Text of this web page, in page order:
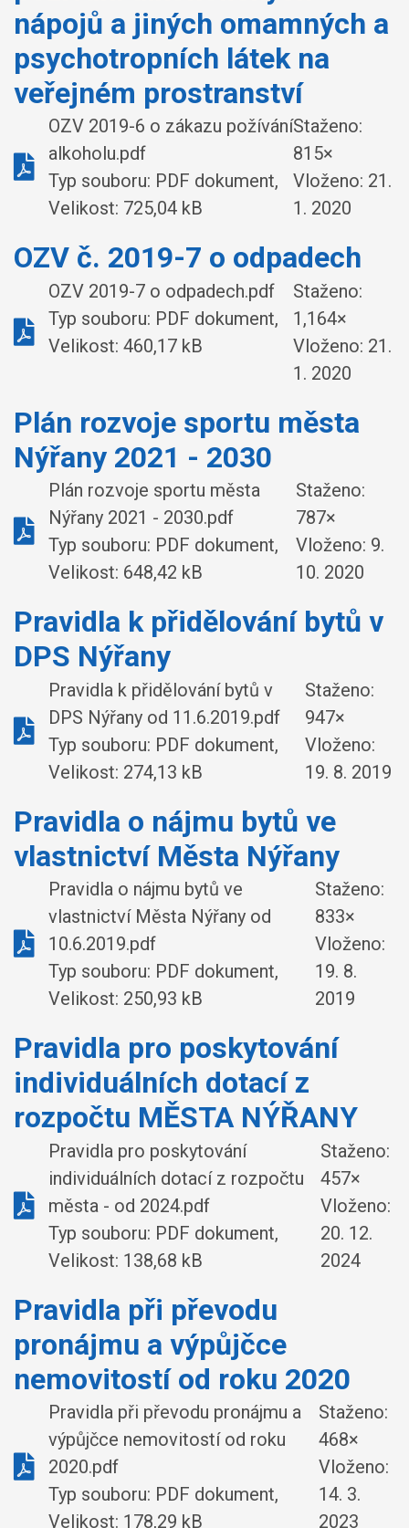
nápojů a jiných omamných a
psychotropních látek na
veřejném prostranství
OZV 2019-6 o zákazu požívání
alkoholu.pdf
Typ souboru: PDF dokument,
Velikost: 725,04 kB
Staženo:
815×
Vloženo: 21.
1. 2020
OZV č. 2019-7 o odpadech
OZV 2019-7 o odpadech.pdf
Typ souboru: PDF dokument,
Velikost: 460,17 kB
Staženo:
1,164×
Vloženo: 21.
1. 2020
Plán rozvoje sportu města
Nýřany 2021 - 2030
Plán rozvoje sportu města
Nýřany 2021 - 2030.pdf
Typ souboru: PDF dokument,
Velikost: 648,42 kB
Staženo:
787×
Vloženo: 9.
10. 2020
Pravidla k přidělování bytů v
DPS Nýřany
Pravidla k přidělování bytů v
DPS Nýřany od 11.6.2019.pdf
Typ souboru: PDF dokument,
Velikost: 274,13 kB
Staženo:
947×
Vloženo:
19. 8. 2019
Pravidla o nájmu bytů ve
vlastnictví Města Nýřany
Pravidla o nájmu bytů ve
vlastnictví Města Nýřany od
10.6.2019.pdf
Typ souboru: PDF dokument,
Velikost: 250,93 kB
Staženo:
833×
Vloženo:
19. 8.
2019
Pravidla pro poskytování
individuálních dotací z
rozpočtu MĚSTA NÝŘANY
Pravidla pro poskytování
individuálních dotací z rozpočtu
města - od 2024.pdf
Typ souboru: PDF dokument,
Velikost: 138,68 kB
Staženo:
457×
Vloženo:
20. 12.
2024
Pravidla při převodu
pronájmu a výpůjčce
nemovitostí od roku 2020
Pravidla při převodu pronájmu a
výpůjčce nemovitostí od roku
2020.pdf
Typ souboru: PDF dokument,
Velikost: 178,29 kB
Staženo:
468×
Vloženo:
14. 3.
2023